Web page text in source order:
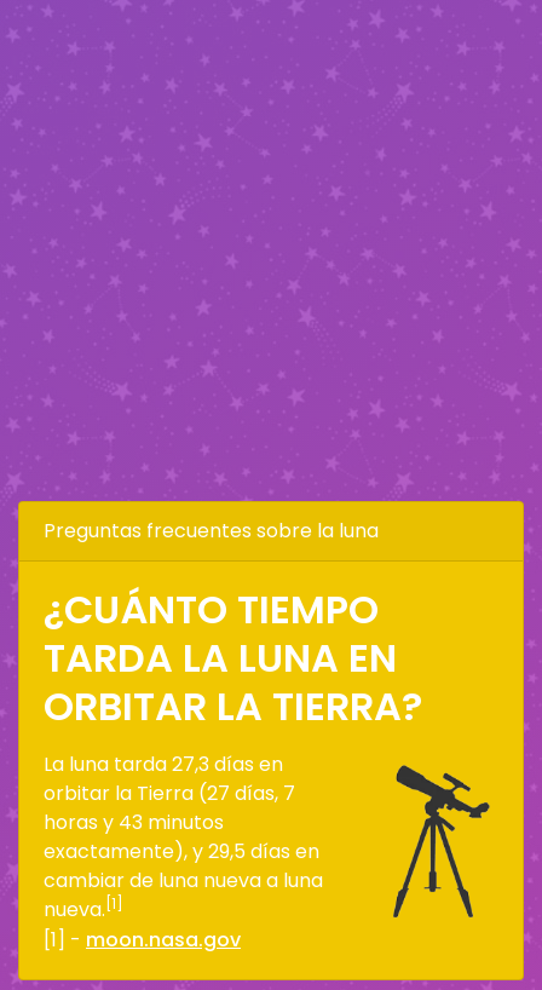
Preguntas frecuentes sobre la luna
¿CUÁNTO TIEMPO
TARDA LA LUNA EN
ORBITAR LA TIERRA?
La luna tarda 27,3 días en
orbitar la Tierra (27 días, 7
horas y 43 minutos
exactamente), y 29,5 días en
cambiar de luna nueva a luna
nueva. [1]
[1] - moon.nasa.gov